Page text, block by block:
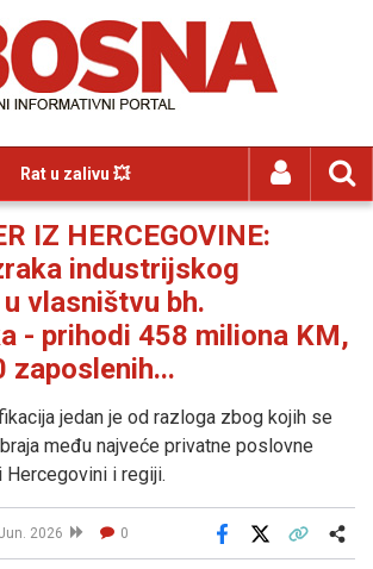
Rat u zalivu 💥
IZ HERCEGOVINE:
industrijskog
vlasništvu bh.
- prihodi 458 miliona KM,
zaposlenih...
jedan je od razloga zbog kojih se
među najveće privatne poslovne
i regiji.
2026 0
Facebook